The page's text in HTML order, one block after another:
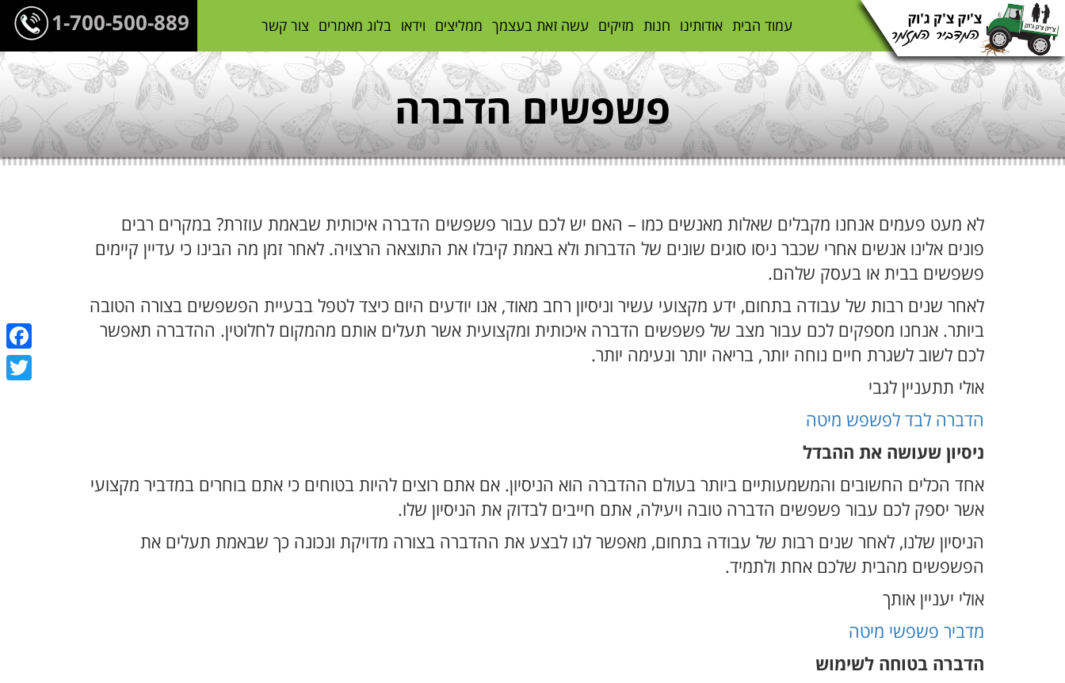
1-700-500-889 עמוד הבית אודותינו חנות מזיקים עשה זאת בעצמך ממליצים וידאו בלוג מאמרים צור קשר
פשפשים הדברה
לא מעט פעמים אנחנו מקבלים שאלות מאנשים כמו – האם יש לכם עבור פשפשים הדברה איכותית שבאמת עוזרת? במקרים רבים
פונים אלינו אנשים אחרי שכבר ניסו סוגים שונים של הדברות ולא באמת קיבלו את התוצאה הרצויה. לאחר זמן מה הבינו כי עדיין קיימים
פשפשים בבית או בעסק שלהם.
לאחר שנים רבות של עבודה בתחום, ידע מקצועי עשיר וניסיון רחב מאוד, אנו יודעים היום כיצד לטפל בבעיית הפשפשים בצורה הטובה
ביותר. אנחנו מספקים לכם עבור מצב של פשפשים הדברה איכותית ומקצועית אשר תעלים אותם מהמקום לחלוטין. ההדברה תאפשר
לכם לשוב לשגרת חיים נוחה יותר, בריאה יותר ונעימה יותר.
אולי תתעניין לגבי
הדברה לבד לפשפש מיטה
ניסיון שעושה את ההבדל
אחד הכלים החשובים והמשמעותיים ביותר בעולם ההדברה הוא הניסיון. אם אתם רוצים להיות בטוחים כי אתם בוחרים במדביר מקצועי
אשר יספק לכם עבור פשפשים הדברה טובה ויעילה, אתם חייבים לבדוק את הניסיון שלו.
הניסיון שלנו, לאחר שנים רבות של עבודה בתחום, מאפשר לנו לבצע את ההדברה בצורה מדויקת ונכונה כך שבאמת תעלים את
הפשפשים מהבית שלכם אחת ולתמיד.
אולי יעניין אותך
מדביר פשפשי מיטה
הדברה בטוחה לשימוש